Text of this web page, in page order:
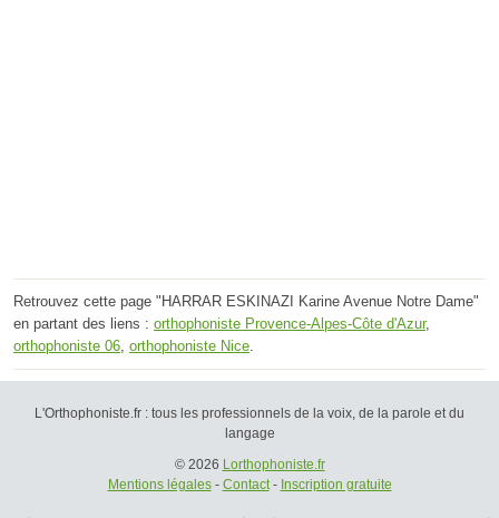
Retrouvez cette page "HARRAR ESKINAZI Karine Avenue Notre Dame"
en partant des liens : orthophoniste Provence-Alpes-Côte d'Azur,
orthophoniste 06, orthophoniste Nice.
L'Orthophoniste.fr : tous les professionnels de la voix, de la parole et du
langage
© 2026 Lorthophoniste.fr
Mentions légales- Contact- Inscription gratuite